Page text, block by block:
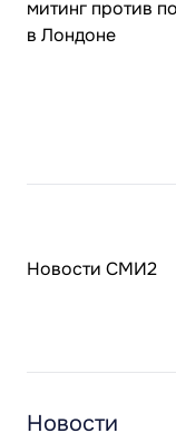
Новости СМИ2
Новости